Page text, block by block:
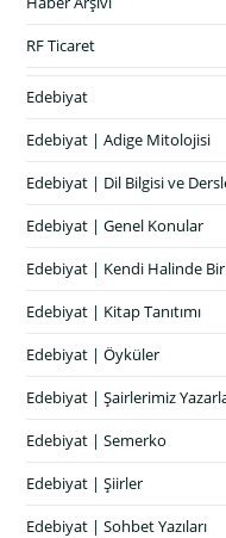
RF Ticaret
Edebiyat
Edebiyat | Adige Mitolojisi
Edebiyat | Dil Bilgisi ve
Edebiyat | Genel Konular
Edebiyat | Kendi Halinde
Edebiyat | Kitap Tanıtımı
Edebiyat | Öyküler
Edebiyat | Şairlerimiz
Edebiyat | Semerko
Edebiyat | Şiirler
Edebiyat | Sohbet Yazıları